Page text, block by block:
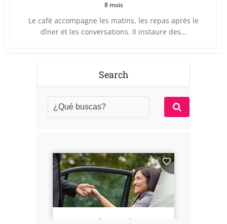
8 mois
Le café accompagne les matins, les repas après le
dîner et les conversations. Il instaure des...
Search